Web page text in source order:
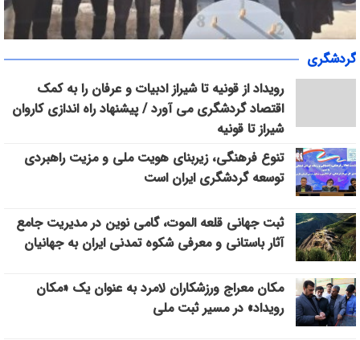
«سپاس» در میانرود شیراز طنین‌انداز شد/ هم‌افزایی ورزش، فرهنگ و
خدمات اجتماعی با حضور ۳۰۰ شهروند
گردشگری
رویداد از قونیه تا شیراز ادبیات و عرفان را به کمک
اقتصاد گردشگری می آورد / پیشنهاد راه اندازی کاروان
شیراز تا قونیه
تنوع فرهنگی، زیربنای هویت ملی و مزیت راهبردی
توسعه گردشگری ایران است
ثبت جهانی قلعه الموت، گامی نوین در مدیریت جامع
آثار باستانی و معرفی شکوه تمدنی ایران به جهانیان
مکان معراج ورزشکاران لامرد به عنوان یک «مکان
رویداد» در مسیر ثبت ملی